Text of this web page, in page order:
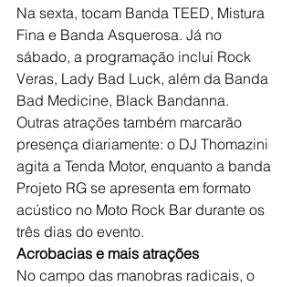
Na sexta, tocam Banda TEED, Mistura
Fina e Banda Asquerosa. Já no
sábado, a programação inclui Rock
Veras, Lady Bad Luck, além da Banda
Bad Medicine, Black Bandanna.
Outras atrações também marcarão
presença diariamente: o DJ Thomazini
agita a Tenda Motor, enquanto a banda
Projeto RG se apresenta em formato
acústico no Moto Rock Bar durante os
três dias do evento.
Acrobacias e mais atrações
No campo das manobras radicais, o